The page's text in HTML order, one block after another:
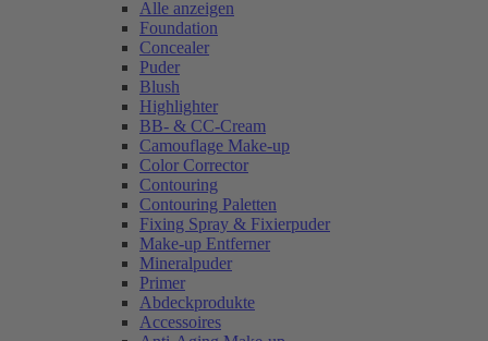
Alle anzeigen
Foundation
Concealer
Puder
Blush
Highlighter
BB- & CC-Cream
Camouflage Make-up
Color Corrector
Contouring
Contouring Paletten
Fixing Spray & Fixierpuder
Make-up Entferner
Mineralpuder
Primer
Abdeckprodukte
Accessoires